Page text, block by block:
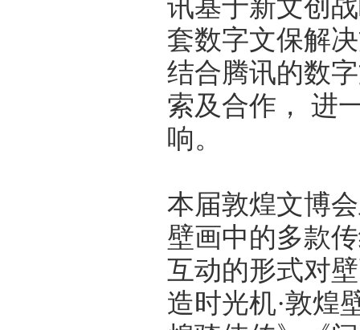
讯基于新文创
套数字文保解
结合腾讯的数
索及合作， 进
响。
本届敦煌文博
壁画中的多款
互动的形式对
造时光机·敦